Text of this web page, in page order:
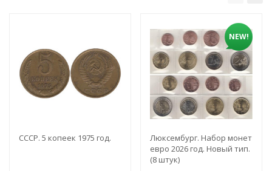
СССР. 5 копеек 1975 год.
NEW!
Люксембург. Набор монет
евро 2026 год. Новый тип.
(8 штук)